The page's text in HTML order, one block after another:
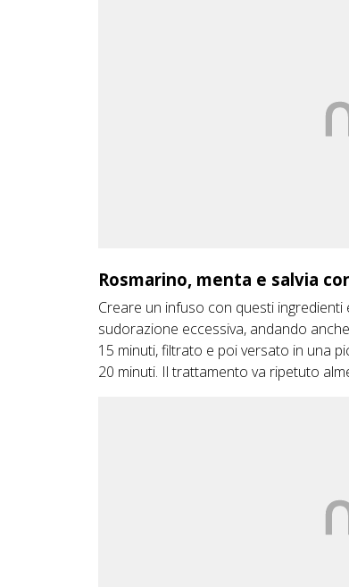
Rosmarino, menta e salvia
Creare un infuso con questi
sudorazione eccessiva, andando
15 minuti, filtrato e poi versato in una
20 minuti. Il trattamento va ripetuto